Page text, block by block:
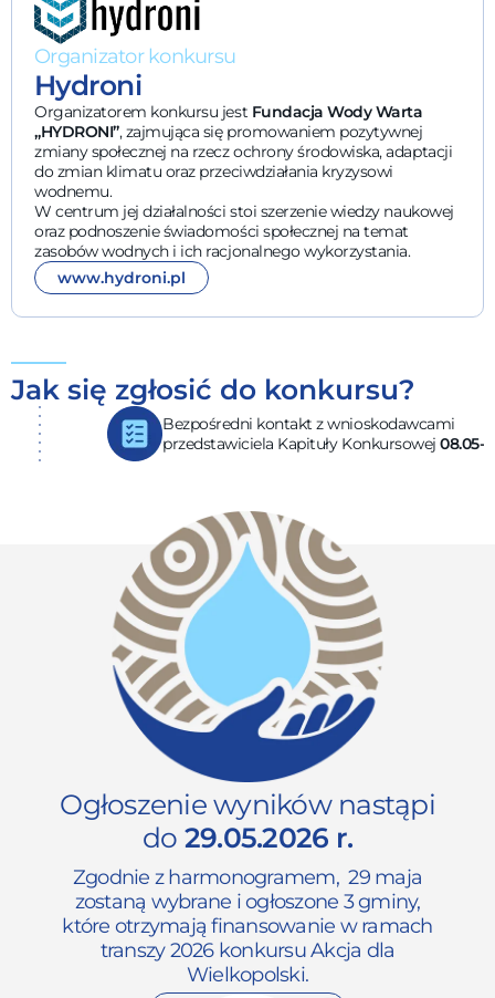
Organizator konkursu
Hydroni
Organizatorem konkursu jest Fundacja Wody Warta
„HYDRONI”, zajmująca się promowaniem pozytywnej
zmiany społecznej na rzecz ochrony środowiska, adaptacji
do zmian klimatu oraz przeciwdziałania kryzysowi
wodnemu.
W centrum jej działalności stoi szerzenie wiedzy naukowej
oraz podnoszenie świadomości społecznej na temat
zasobów wodnych i ich racjonalnego wykorzystania.
www.hydroni.pl
Jak się zgłosić do konkursu?
Bezpośredni kontakt z wnioskodawcami
przedstawiciela Kapituły Konkursowej08.05-22.05.2026
Ogłoszenie wyników nastąpi
do 29.05.2026 r.
Zgodnie z harmonogramem, 29 maja
zostaną wybrane i ogłoszone 3 gminy,
które otrzymają finansowanie w ramach
transzy 2026 konkursu Akcja dla
Wielkopolski.